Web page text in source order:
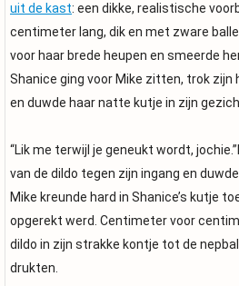
uit de kast: een dikke, realistische
centimeter lang, dik en met zware
voor haar brede heupen en smeerde
Shanice ging voor Mike zitten, trok zijn
en duwde haar natte kutje in zijn
“Lik me terwijl je geneukt wordt,
van de dildo tegen zijn ingang en
Mike kreunde hard in Shanice’s kutje
opgerekt werd. Centimeter voor
dildo in zijn strakke kontje tot de
drukten.